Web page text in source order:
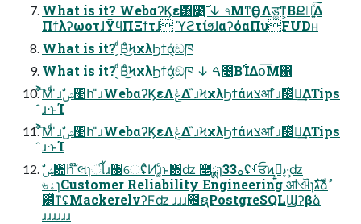
What is it? WebαʔϏε͸೉͍͠ ↓ ৭ΜͳӨڹΛड͚ͳ͕ΒՔಇ͍ͯ͠Δ
ΠϯλʔωοτɺΫϥΠΞϯτɺ ϓϩτίϧɺαʔόαΠυFUDʜ
What is it? ͔ͩΒͦ͜ϞχλϦϯά͕ඞཁ
What is it? ͔ͩΒͦ͜ϞχλϦϯά͕ඞཁ ↓ ࠓ೔͔Β࢝ΊΔօ͞Μ΁
͋͐͡Μͩ ̍ɹࣗݾ঺հ ̎ɹWebαʔϏεΛݟΔ ̏ɹϞχλϦϯάͷצॴ ̐ɹ஌ͬͯಘ͢ΔTips
̑ɹ·ͱΊ
͋͐͡Μͩ ̍ɹࣗݾ঺հ ̎ɹWebαʔϏεΛݟΔ ̏ɹϞχλϦϯάͷצॴ ̐ɹ஌ͬͯಘ͢ΔTips
̑ɹ·ͱΊ
৬ۀɿCustomer Reliability Engineering ॴଐɿגࣜձࣾ
͸ͯͳʢMackerelνʔϜʣ ɹɹɹ೔ຊPostgreSQLϢʔβձ
ɹɹɹɹɹɹ